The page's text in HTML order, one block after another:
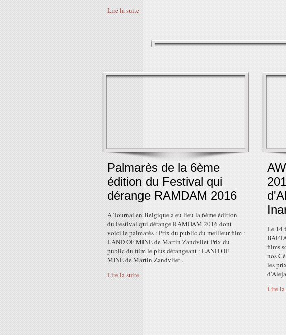
Lire la suite
Palmarès de la 6ème
édition du Festival qui
dérange RAMDAM 2016
A Tournai en Belgique a eu lieu la 6ème édition
du Festival qui dérange RAMDAM 2016 dont
voici le palmarès : Prix du public du meilleur film :
LAND OF MINE de Martin Zandvliet Prix du
public du film le plus dérangeant : LAND OF
MINE de Martin Zandvliet...
Lire la suite
Le 14
films
nos
les
Lire